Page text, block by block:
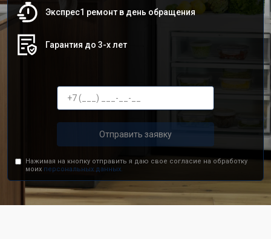
Экспрес1 ремонт в день обращения
Гарантия до 3-х лет
Отправить заявку
Нажимая на кнопку отправить я даю свое согласие на обработку
моих персональных данных.